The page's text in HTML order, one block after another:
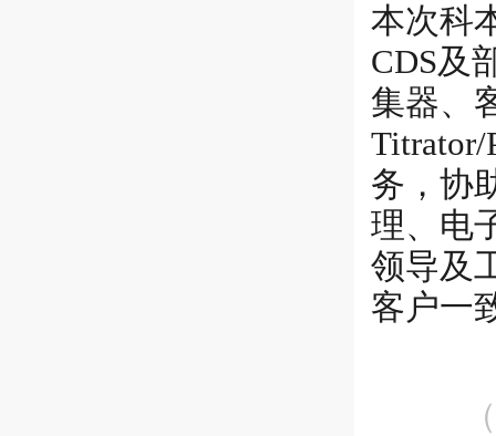
本次科
CDS及
集器、
务，协
理、电
领导及
客户一